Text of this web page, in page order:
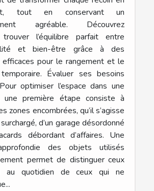
tout en conservant un
agréable. Découvrez
l’équilibre parfait entre
et bien-être grâce à des
pour le rangement et le
Évaluer ses besoins
optimiser l’espace dans une
une première étape consiste à
zones encombrées, qu’il s’agisse
d’un garage désordonné
débordant d’affaires. Une
des objets utilisés
permet de distinguer ceux
au quotidien de ceux qui ne